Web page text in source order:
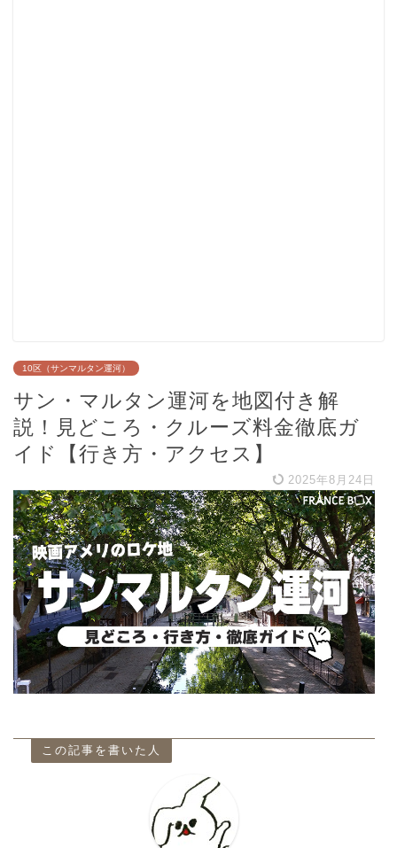
10区（サンマルタン運河）
サン・マルタン運河を地図付き解
説！見どころ・クルーズ料金徹底ガ
イド【行き方・アクセス】
2025年8月24日
この記事を書いた人